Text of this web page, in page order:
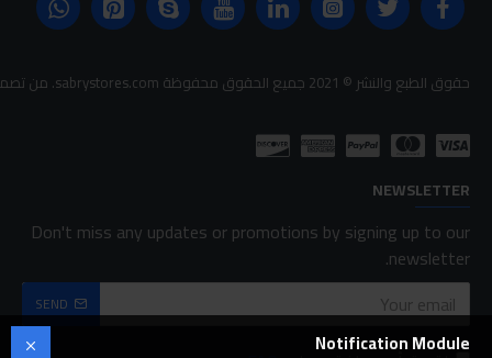
حقوق الطبع والنشر © 2021 جميع الحقوق محفوظة sabrystores.com. من تصميم-
NEWSLETTER
Don't miss any updates or promotions by signing up to our
newsletter.
SEND
Notification Module